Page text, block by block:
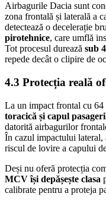
Airbagurile Dacia sunt
zona frontală și laterală a
detectează o decelerație
pirotehnice, care umflă
Tot procesul durează sub
repede decât o clipire de
4.3 Protecția reală
La un impact frontal cu 64
toracică și capul
datorită airbagurilor
În cazul impactului lateral,
riscul de lovire a capului
Deși nu oferă protecția
MCV își depășește clasa
calibrate pentru a proteja